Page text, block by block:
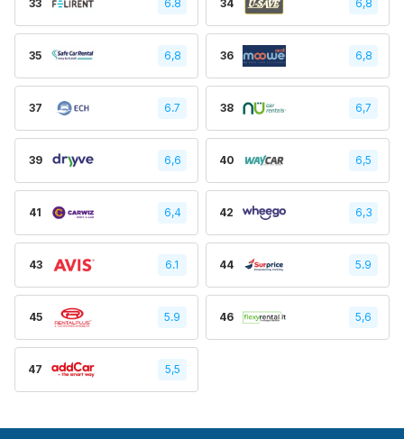
33 6.8 34 6,8
35 6,8 36 6,8
37 6.7 38 6,7
39 6,6 40 6,5
41 6,4 42 6,3
43 6.1 44 5.9
45 5.9 46 5,6
47 5,5